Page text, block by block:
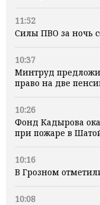
11:52
Силы ПВО за ночь
10:37
Минтруд
право на две
10:26
Фонд Кадырова
при пожаре в
10:16
В Грозном
10:08